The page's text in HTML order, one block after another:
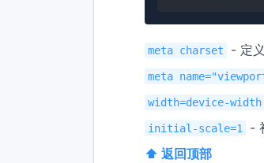
meta charset - 定
meta
width=device-width
initial-scale=1
-
⬆ 返回顶部